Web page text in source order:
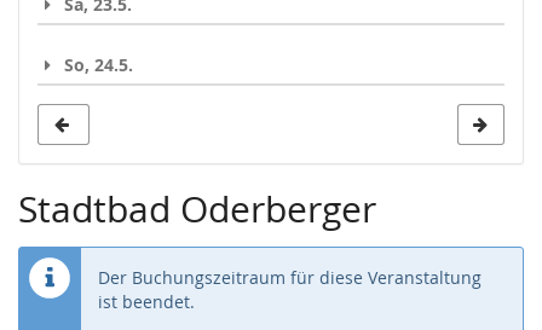
So, 24.5.
Stadtbad Oderberger
Der Buchungszeitraum für diese Veranstaltung
ist beendet.